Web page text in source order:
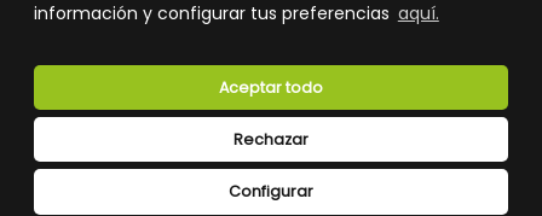
información y configurar tus preferencias aquí.
Configurar
Rechazar
Aceptar todo